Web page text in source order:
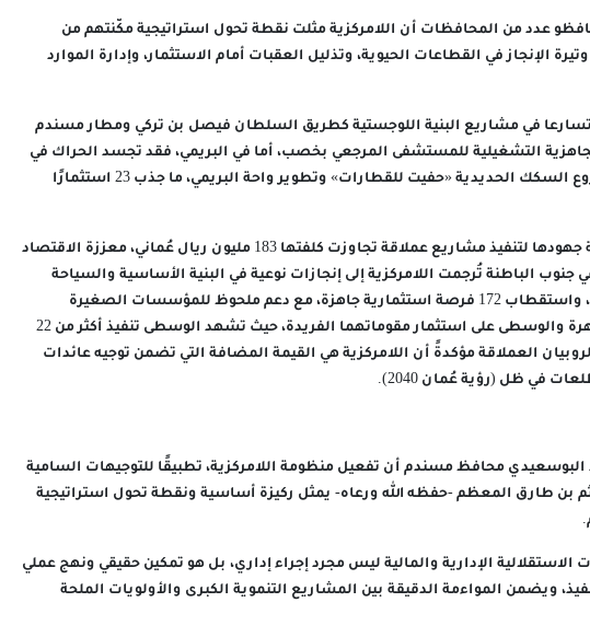
عدد من المحافظات أن اللامركزية مثلت نقطة تحول استراتيجية مكّنتهم من
الإنجاز في القطاعات الحيوية، وتذليل العقبات أمام الاستثمار، وإدارة الموارد
في مشاريع البنية اللوجستية كطريق السلطان فيصل بن تركي ومطار مسندم
التشغيلية للمستشفى المرجعي بخصب، أما في البريمي، فقد تجسد الحراك في
مشروع المنطقة الاقتصادية ومشروع السكك الحديدية «حفيت للقطارات» وتطوير واحة البريمي، ما جذب 23 استثمارًا
كما تواصل محافظة شمال الشرقية جهودها لتنفيذ مشاريع عملاقة تجاوزت كلفتها 183 مليون ريال عُماني، معززة الاقتصاد
جنوب الباطنة تُرجمت اللامركزية إلى إنجازات نوعية في البنية الأساسية والسياحة
كالواجهات البحرية وممشى المدينة، واستقطاب 172 فرصة استثمارية جاهزة، مع دعم ملحوظ للمؤسسات الصغيرة
والمتوسطة، وتعمل محافظتا الظاهرة والوسطى على استثمار مقوماتهما الفريدة، حيث تشهد الوسطى تنفيذ أكثر من 22
العملاقة مؤكدةً أن اللامركزية هي القيمة المضافة التي تضمن توجيه عائدات
في ظل (رؤية عُمان 2040).
محافظ مسندم أن تفعيل منظومة اللامركزية، تطبيقًا للتوجيهات السامية
بن طارق المعظم -حفظه الله ورعاه- يمثل ركيزة أساسية ونقطة تحول استراتيجية
الإدارية والمالية ليس مجرد إجراء إداري، بل هو تمكين حقيقي ونهج عملي
ويضمن المواءمة الدقيقة بين المشاريع التنموية الكبرى والأولويات الملحة